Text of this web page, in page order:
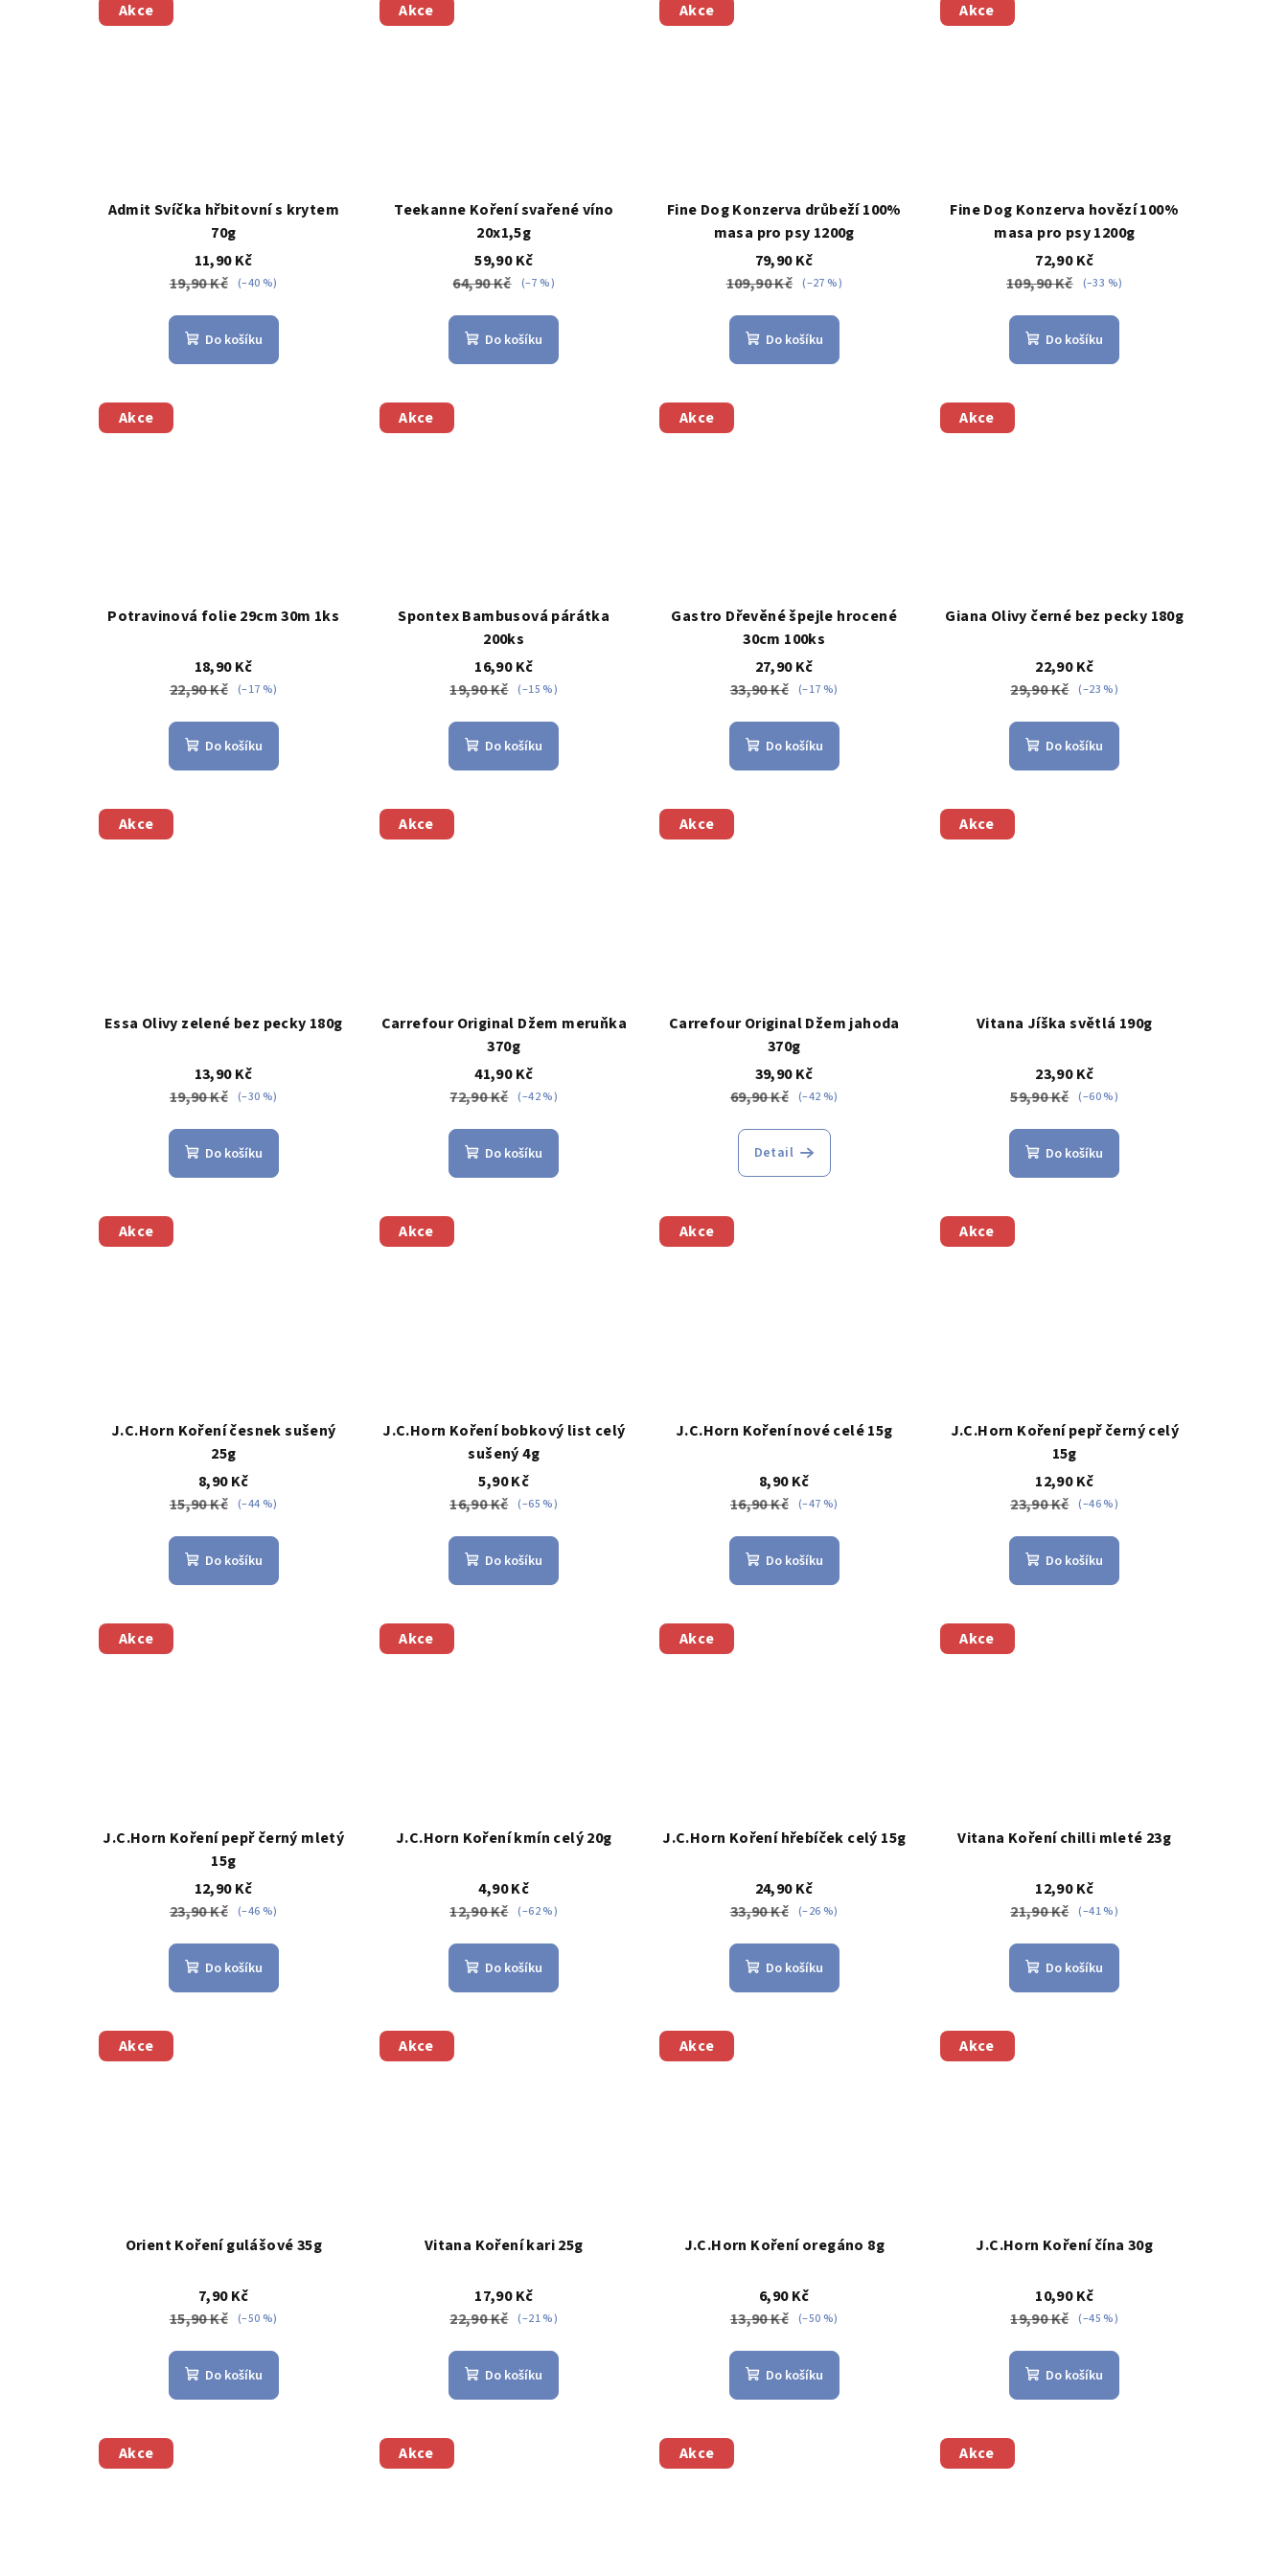
ůAkce
Admit Svíčka hřbitovní s krytem
70g
11,90 Kč
19,90 Kč (–40 %)
Do košíku
Akce
Teekanne Koření svařené víno
20x1,5g
59,90 Kč
64,90 Kč
(–7 %)
Do košíku
Akce
Fine Dog Konzerva drůbeží 100%
masa pro psy 1200g
79,90 Kč
109,90 Kč (–27 %)
Do košíku
Akce
Fine Dog Konzerva hovězí 100%
masa pro psy 1200g
72,90 Kč
109,90 Kč
(–33 %)
Do košíku
Akce
Potravinová folie 29cm 30m 1ks
18,90 Kč
22,90 Kč (–17 %)
Do košíku
Akce
Spontex Bambusová párátka
200ks
16,90 Kč
19,90 Kč (–15 %)
Do košíku
Akce
Gastro Dřevěné špejle hrocené
30cm 100ks
27,90 Kč
33,90 Kč (–17 %)
Do košíku
Akce
Giana Olivy černé bez pecky 180g
22,90 Kč
29,90 Kč (–23 %)
Do košíku
Akce
Essa Olivy zelené bez pecky 180g
13,90 Kč
19,90 Kč (–30 %)
Do košíku
Akce
Carrefour Original Džem meruňka
370g
41,90 Kč
72,90 Kč (–42 %)
Do košíku
Akce
Carrefour Original Džem jahoda
370g
39,90 Kč
69,90 Kč (–42 %)
Detail
Akce
Vitana Jíška světlá 190g
23,90 Kč
59,90 Kč (–60 %)
Do košíku
Akce
J.C.Horn Koření česnek sušený
25g
8,90 Kč
15,90 Kč (–44 %)
Do košíku
Akce
J.C.Horn Koření bobkový list celý
sušený 4g
5,90 Kč
16,90 Kč (–65 %)
Do košíku
Akce
J.C.Horn Koření nové celé 15g
8,90 Kč
16,90 Kč (–47 %)
Do košíku
Akce
J.C.Horn Koření pepř černý celý
15g
12,90 Kč
23,90 Kč (–46 %)
Do košíku
Akce
J.C.Horn Koření pepř černý mletý
15g
12,90 Kč
23,90 Kč (–46 %)
Do košíku
Akce
J.C.Horn Koření kmín celý 20g
4,90 Kč
12,90 Kč (–62 %)
Do košíku
Akce
J.C.Horn Koření hřebíček celý 15g
24,90 Kč
33,90 Kč (–26 %)
Do košíku
Akce
Vitana Koření chilli mleté 23g
12,90 Kč
21,90 Kč (–41 %)
Do košíku
Akce
Orient Koření gulášové 35g
7,90 Kč
15,90 Kč (–50 %)
Do košíku
Akce
Vitana Koření kari 25g
17,90 Kč
22,90 Kč (–21 %)
Do košíku
Akce
J.C.Horn Koření oregáno 8g
6,90 Kč
13,90 Kč (–50 %)
Do košíku
Akce
J.C.Horn Koření čína 30g
10,90 Kč
19,90 Kč (–45 %)
Do košíku
Akce Akce Akce Akce